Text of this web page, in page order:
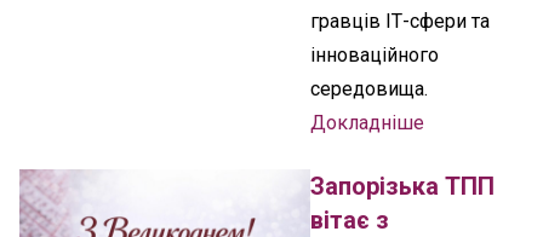
гравців ІТ-сфери та
інноваційного
середовища.
Докладніше
Запорізька ТПП
вітає з